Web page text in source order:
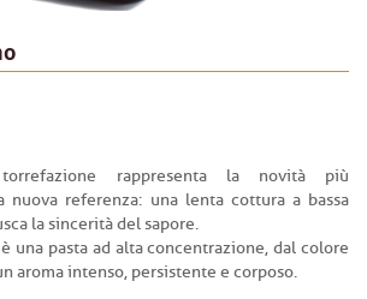
rappresenta la novità più
nuova referenza: una lenta cottura a bassa
la sincerità del sapore.
una pasta ad alta concentrazione, dal colore
aroma intenso, persistente e corposo.